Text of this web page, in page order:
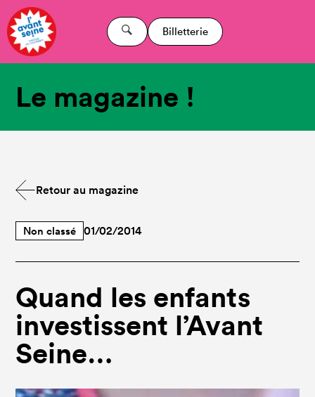
Billetterie
Le magazine !
Retour au magazine
Non classé 01/02/2014
Quand les enfants
investissent l’Avant
Seine…